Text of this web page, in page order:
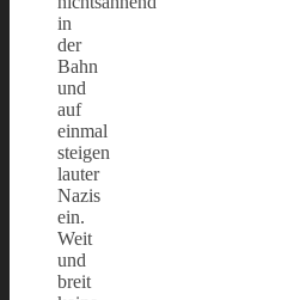
in
der
Bahn
und
auf
einmal
steigen
lauter
Nazis
ein.
Weit
und
breit